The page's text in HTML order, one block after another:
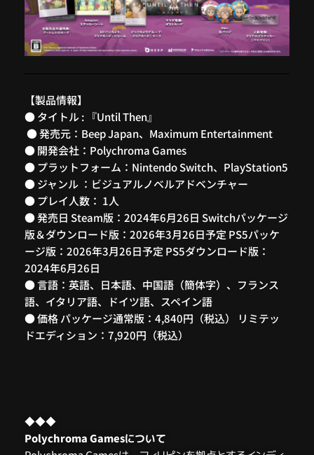
【製品情報】
● タイトル : 『Until Then』
● 発売元：Beep Japan、Maximum Entertainment
● 開発会社：Polychroma Games
● プラットフォーム：Nintendo Switch、PlayStation5
● ジャンル ：ビジュアルノベルアドベンチャー
● プレイ人数： 1人
● 発売日 Steam版：2024年6月26日 Switchパッケージ
版＆ダウンロード版：2026年3月26日予定 PS5パッケ
ージ版：2026年3月26日予定 PS5ダウンロード版：
2024年6月26日
● 言語：英語、日本語、中国語（簡体字）、フランス
語、イタリア語、ドイツ語、スペイン語
● 価格 パッケージ通常版：4,840円（税込） リミテッ
ドエディション：7,920円（税込）
◆◆◆
Polychroma Gamesについて